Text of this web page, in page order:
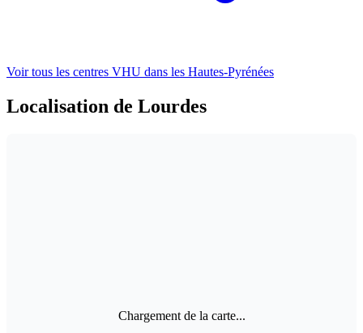
Voir tous les centres VHU dans les Hautes-Pyrénées
Localisation de Lourdes
Chargement de la carte...